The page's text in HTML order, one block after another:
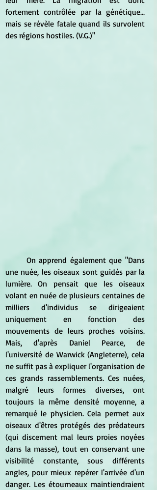
fortement contrôlée par la génétique...
mais se révèle fatale quand ils survolent
des régions hostiles. (V.G.)"
une nuée, les oiseaux sont guidés par la
lumière. On pensait que les oiseaux
volant en nuée de plusieurs centaines de
milliers d'individus se dirigeaient
uniquement en fonction des
mouvements de leurs proches voisins.
Mais, d'après Daniel Pearce, de
l'université de Warwick (Angleterre), cela
ne suffit pas à expliquer l'organisation de
ces grands rassemblements. Ces nuées,
malgré leurs formes diverses, ont
toujours la même densité moyenne, a
remarqué le physicien. Cela permet aux
oiseaux d'êtres protégés des prédateurs
(qui discernent mal leurs proies noyées
dans la masse), tout en conservant une
visibilité constante, sous différents
angles, pour mieux repérer l'arrivée d'un
danger. Les étourneaux maintiendraient